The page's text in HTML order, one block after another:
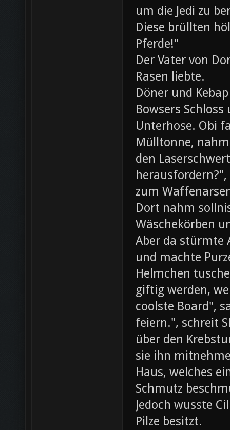
um die Jedi zu
Diese brüllten
Pferde!"
Der Vater von
Rasen liebte.
Döner und
Bowsers
Unterhose. Obi
Mülltonne,
den
zum
Dort nahm
Wäschekörben
Aber da stürmte
und machte
Helmchen
giftig werden,
coolste Board",
feiern.", schreit
über den
sie ihn
Haus, welches
Schmutz
Jedoch wusste
Pilze besitzt.